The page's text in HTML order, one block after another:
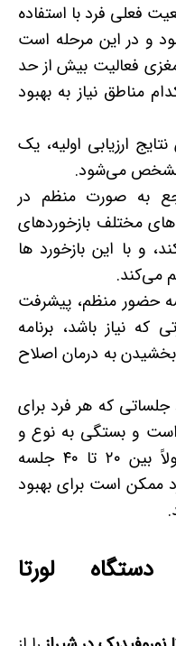
فعلی فرد با استفاده
و در این مرحله است
فعالیت بیش از حد
مناطق نیاز به بهبود
ارزیابی اولیه، یک
مشخص می‌شود.
به صورت منظم در
مختلف بازخوردهای
و با این بازخورد ها
می‌کند.
حضور منظم، پیشرفت
نیاز باشد، برنامه
به درمان اصلاح
جلساتی که هر فرد برای
است و بستگی به نوع و
شدت اختلال هر فرد دارد. معمولاً بین ۲۰ تا ۴۰ جلسه
ممکن است برای بهبود
لورتا